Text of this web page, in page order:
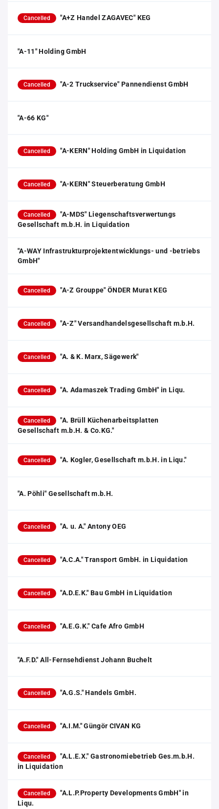
Cancelled "A+Z Handel ZAGAVEC" KEG
"A-11" Holding GmbH
Cancelled "A-2 Truckservice" Pannendienst GmbH
"A-66 KG"
Cancelled "A-KERN" Holding GmbH in Liquidation
Cancelled "A-KERN" Steuerberatung GmbH
Cancelled
"A-MDS" Liegenschaftsverwertungs
Gesellschaft m.b.H. in Liquidation
"A-WAY Infrastrukturprojektentwicklungs- und -betriebs
GmbH"
Cancelled "A-Z Grouppe" ÖNDER Murat KEG
Cancelled "A-Z" Versandhandelsgesellschaft m.b.H.
Cancelled "A. & K. Marx, Sägewerk"
Cancelled "A. Adamaszek Trading GmbH" in Liqu.
Cancelled
"A. Brüll Küchenarbeitsplatten
Gesellschaft m.b.H. & Co.KG."
Cancelled "A. Kogler, Gesellschaft m.b.H. in Liqu."
"A. Pöhli" Gesellschaft m.b.H.
Cancelled "A. u. A." Antony OEG
Cancelled "A.C.A." Transport GmbH. in Liquidation
Cancelled "A.D.E.K." Bau GmbH in Liquidation
Cancelled "A.E.G.K." Cafe Afro GmbH
"A.F.D." All-Fernsehdienst Johann Buchelt
Cancelled "A.G.S." Handels GmbH.
Cancelled "A.I.M." Güngör CIVAN KG
Cancelled
"A.L.E.X." Gastronomiebetrieb Ges.m.b.H.
in Liquidation
Cancelled
"A.L.P.Property Developments GmbH" in
Liqu.